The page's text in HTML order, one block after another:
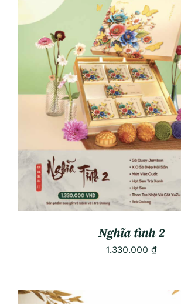
ADD TO CART
/
DETAILS
Nghĩa tình 2
1.330.000 ₫